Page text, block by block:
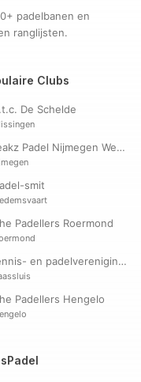
padelbanen en
ranglijsten.
Clubs
De Schelde
Peakz Padel Nijmegen Westerpark | Padelclub
smit
Padellers Roermond
Tennis- en padelvereniging Evergreen
Padellers Hengelo